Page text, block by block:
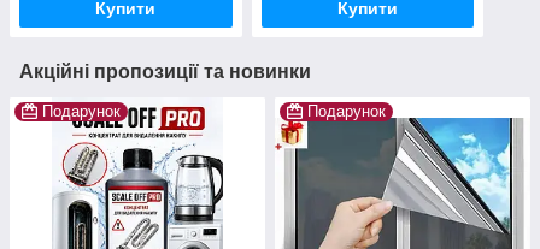
Купити Купити
Акційні пропозиції та новинки
Подарунок Подарунок